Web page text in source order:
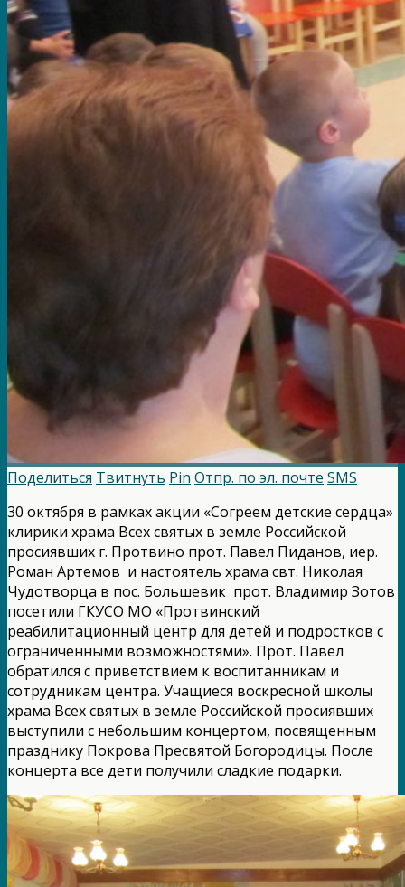
Поделиться Твитнуть Pin Отпр. по эл. почте SMS
30 октября в рамках акции «Согреем детские сердца»
клирики храма Всех святых в земле Российской
просиявших г. Протвино прот. Павел Пиданов, иер.
Роман Артемов и настоятель храма свт. Николая
Чудотворца в пос. Большевик прот. Владимир Зотов
посетили ГКУСО МО «Протвинский
реабилитационный центр для детей и подростков с
ограниченными возможностями». Прот. Павел
обратился с приветствием к воспитанникам и
сотрудникам центра. Учащиеся воскресной школы
храма Всех святых в земле Российской просиявших
выступили с небольшим концертом, посвященным
празднику Покрова Пресвятой Богородицы. После
концерта все дети получили сладкие подарки.